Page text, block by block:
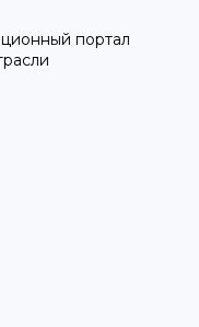
портал